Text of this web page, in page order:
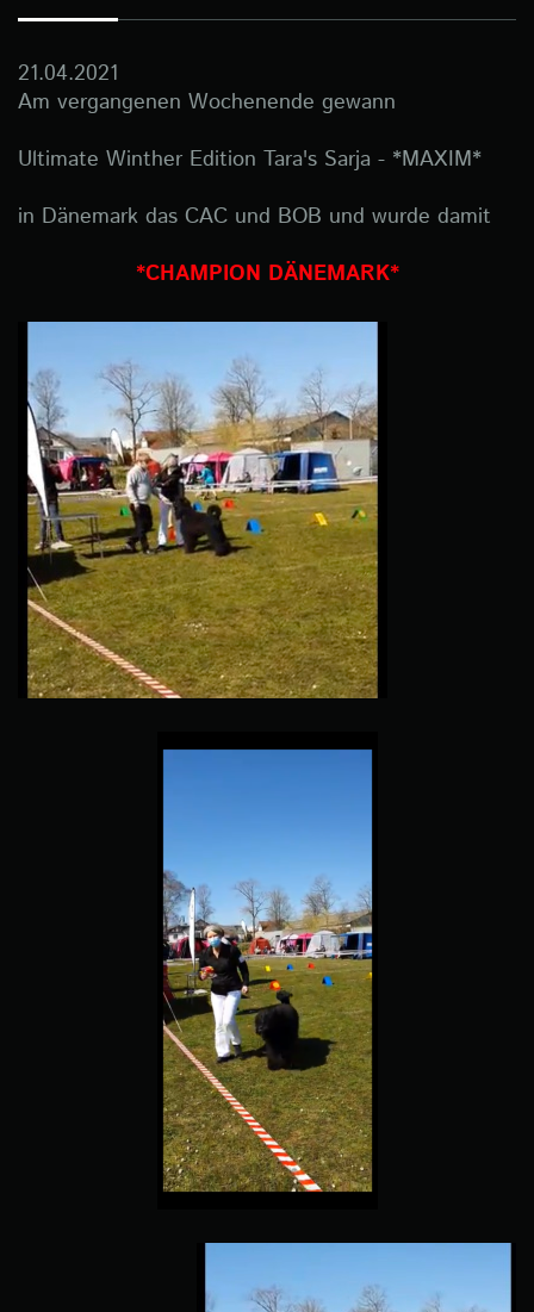
21.04.2021
Am vergangenen Wochenende gewann
Ultimate Winther Edition Tara's Sarja - *MAXIM*
in Dänemark das CAC und BOB und wurde damit
*CHAMPION DÄNEMARK*